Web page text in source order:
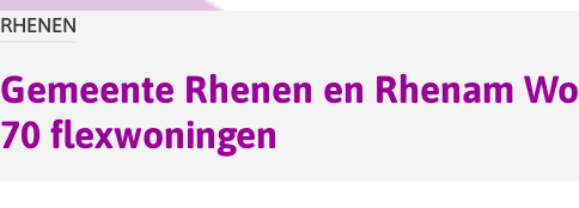
RHENEN
Gemeente Rhenen en Rhenam
70 flexwoningen